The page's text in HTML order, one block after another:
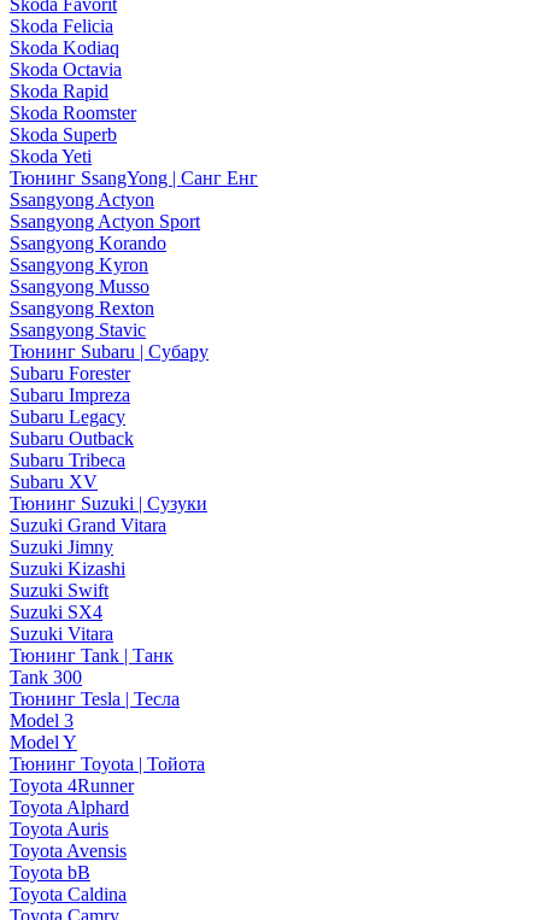
Skoda Favorit
Skoda Felicia
Skoda Kodiaq
Skoda Octavia
Skoda Rapid
Skoda Roomster
Skoda Superb
Skoda Yeti
Тюнинг SsangYong | Санг Енг
Ssangyong Actyon
Ssangyong Actyon Sport
Ssangyong Korando
Ssangyong Kyron
Ssangyong Musso
Ssangyong Rexton
Ssangyong Stavic
Тюнинг Subaru | Субару
Subaru Forester
Subaru Impreza
Subaru Legacy
Subaru Outback
Subaru Tribeca
Subaru XV
Тюнинг Suzuki | Сузуки
Suzuki Grand Vitara
Suzuki Jimny
Suzuki Kizashi
Suzuki Swift
Suzuki SX4
Suzuki Vitara
Тюнинг Tank | Танк
Tank 300
Тюнинг Tesla | Тесла
Model 3
Model Y
Тюнинг Toyota | Тойота
Toyota 4Runner
Toyota Alphard
Toyota Auris
Toyota Avensis
Toyota bB
Toyota Caldina
Toyota Camry